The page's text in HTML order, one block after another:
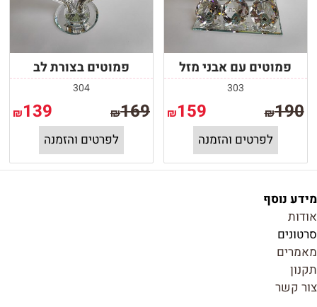
פמוטים עם אבני מזל
303
₪190
₪159
לפרטים והזמנה
פמוטים בצורת לב
304
₪169
₪139
לפרטים והזמנה
מידע נוסף
אודות
סרטונים
מאמרים
תקנון
צור קשר